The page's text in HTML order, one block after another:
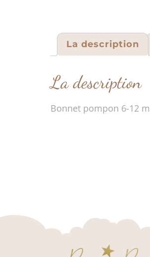
La description
La description
Bonnet pompon 6-12